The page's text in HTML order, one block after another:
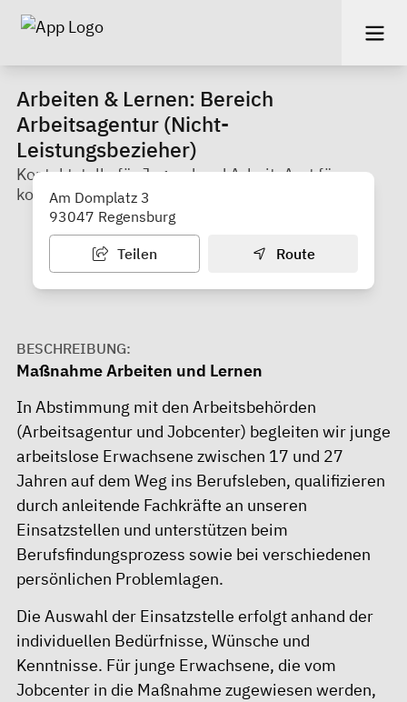
Arbeiten & Lernen: Bereich
Arbeitsagentur (Nicht-
Leistungsbezieher)
Kontaktstelle für Jugend und Arbeit; Amt für
kommunale Jugendarbeit
Am Domplatz 3
93047 Regensburg
Teilen Route
BESCHREIBUNG:
Maßnahme Arbeiten und Lernen
In Abstimmung mit den Arbeitsbehörden
(Arbeitsagentur und Jobcenter) begleiten wir junge
arbeitslose Erwachsene zwischen 17 und 27
Jahren auf dem Weg ins Berufsleben, qualifizieren
durch anleitende Fachkräfte an unseren
Einsatzstellen und unterstützen beim
Berufsfindungsprozess sowie bei verschiedenen
persönlichen Problemlagen.
Die Auswahl der Einsatzstelle erfolgt anhand der
individuellen Bedürfnisse, Wünsche und
Kenntnisse. Für junge Erwachsene, die vom
Jobcenter in die Maßnahme zugewiesen werden,